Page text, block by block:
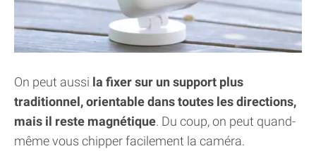
On peut aussi la fixer sur un support plus
traditionnel, orientable dans toutes les directions,
mais il reste magnétique. Du coup, on peut quand-
même vous chipper facilement la caméra.